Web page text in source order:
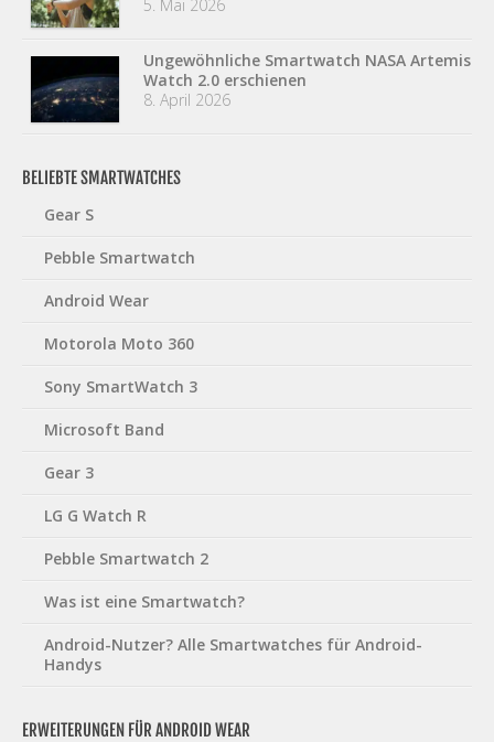
5. Mai 2026
Ungewöhnliche Smartwatch NASA Artemis
Watch 2.0 erschienen
8. April 2026
BELIEBTE SMARTWATCHES
Gear S
Pebble Smartwatch
Android Wear
Motorola Moto 360
Sony SmartWatch 3
Microsoft Band
Gear 3
LG G Watch R
Pebble Smartwatch 2
Was ist eine Smartwatch?
Android-Nutzer? Alle Smartwatches für Android-
Handys
ERWEITERUNGEN FÜR ANDROID WEAR